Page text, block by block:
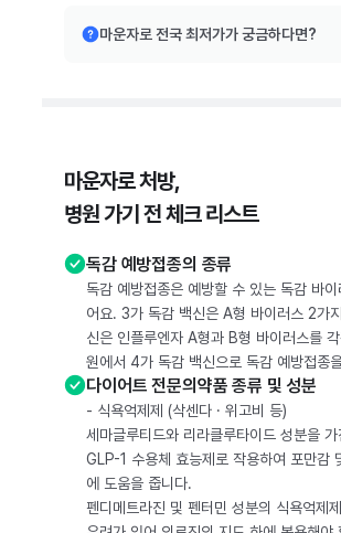
마운자로 전국 최저가가 궁금하다면?
마운자로 처방,
병원 가기 전 체크 리스트
독감 예방접종의 종류
독감 예방접종은 예방할 수 있는 독감 바
어요. 3가 독감 백신은 A형 바이러스 2가
신은 인플루엔자 A형과 B형 바이러스를
원에서 4가 독감 백신으로 독감 예방접종
다이어트 전문의약품 종류 및 성분
- 식욕억제제 (삭센다 · 위고비 등)
세마글루티드와 리라클루타이드 성분을
GLP-1 수용체 효능제로 작용하여 포만감
에 도움을 줍니다.
펜디메트라진 및 펜터민 성분의 식욕억제